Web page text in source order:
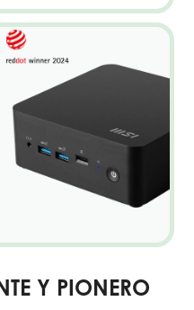
Y PIONERO